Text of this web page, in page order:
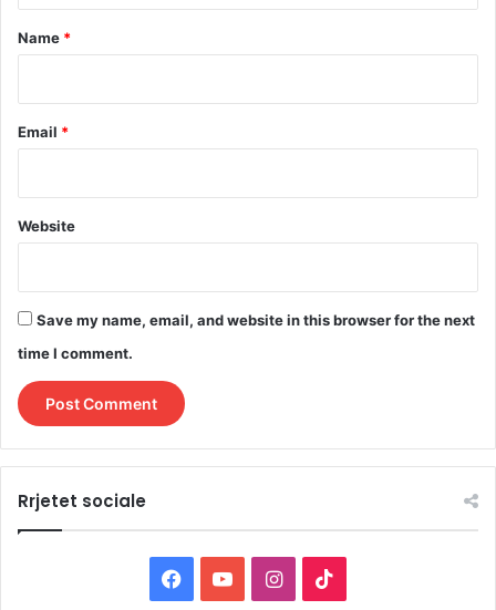
*
Name *
Email *
Website
Save my name, email, and website in this browser for the next
time I comment.
Rrjetet sociale
I